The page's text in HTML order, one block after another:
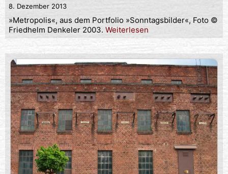
8. Dezember 2013
»Metropolis«, aus dem Portfolio »Sonntagsbilder«, Foto ©
Friedhelm Denkeler 2003. Weiterlesen